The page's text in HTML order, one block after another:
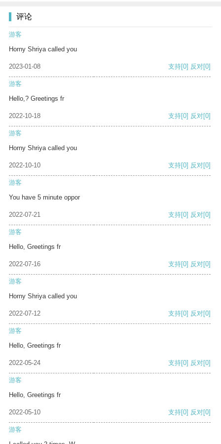
评论
游客
Horny Shriya called you
2023-01-08 支持[0] 反对[0]
游客
Hello,? Greetings fr
2022-10-18 支持[0] 反对[0]
游客
Horny Shriya called you
2022-10-10 支持[0] 反对[0]
游客
You have 5 minute oppor
2022-07-21 支持[0] 反对[0]
游客
Hello, Greetings fr
2022-07-16 支持[0] 反对[0]
游客
Horny Shriya called you
2022-07-12 支持[0] 反对[0]
游客
Hello, Greetings fr
2022-05-24 支持[0] 反对[0]
游客
Hello, Greetings fr
2022-05-10 支持[0] 反对[0]
游客